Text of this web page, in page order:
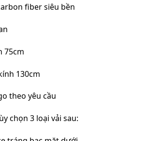
fiber siêu bền
75cm
130cm
theo yêu cầu
chọn 3 loại vải sau: